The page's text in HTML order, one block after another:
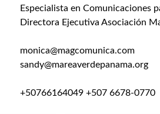
Especialista en Comunicaciones
Directora Ejecutiva Asociación
monica@magcomunica.com
sandy@mareaverdepanama.org
+50766164049 +507 6678-0770